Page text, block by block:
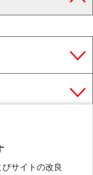
サイトの改良